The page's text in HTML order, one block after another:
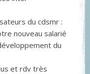
du cdsmr :
nouveau salarié
du
et rdv très